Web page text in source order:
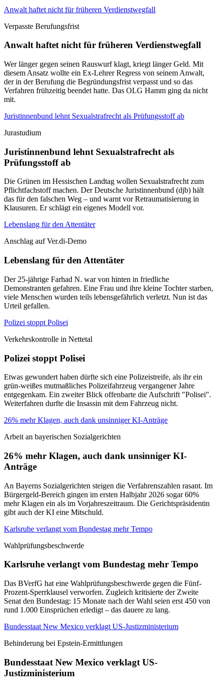
Anwalt haftet nicht für früheren Verdienstwegfall
Verpasste Berufungsfrist
Anwalt haftet nicht für früheren Verdienstwegfall
Wer länger gegen seinen Rauswurf klagt, kriegt länger Geld. Mit
diesem Ansatz wollte ein Ex-Lehrer Regress von seinem Anwalt,
der in der Berufung die Begründungsfrist verpasst und so das
Verfahren frühzeitig beendet hatte. Das OLG Hamm ging da nicht
mit.
Juristinnenbund lehnt Sexualstrafrecht als Prüfungsstoff ab
Jurastudium
Juristinnenbund lehnt Sexualstrafrecht als
Prüfungsstoff ab
Die Grünen im Hessischen Landtag wollen Sexualstrafrecht zum
Pflichtfachstoff machen. Der Deutsche Juristinnenbund (djb) hält
das für den falschen Weg – und warnt vor Retraumatisierung in
Klausuren. Er schlägt ein eigenes Modell vor.
Lebenslang für den Attentäter
Anschlag auf Ver.di-Demo
Lebenslang für den Attentäter
Der 25-jährige Farhad N. war von hinten in friedliche
Demonstranten gefahren. Eine Frau und ihre kleine Tochter starben,
viele Menschen wurden teils lebensgefährlich verletzt. Nun ist das
Urteil gefallen.
Polizei stoppt Polisei
Verkehrskontrolle in Nettetal
Polizei stoppt Polisei
Etwas gewundert haben dürfte sich eine Polizeistreife, als ihr ein
grün-weißes mutmaßliches Polizeifahrzeug vergangener Jahre
entgegenkam. Ein zweiter Blick offenbarte die Aufschrift "Polisei".
Weiterfahren durfte die Insassin mit dem Fahrzeug nicht.
26% mehr Klagen, auch dank unsinniger KI-Anträge
Arbeit an bayerischen Sozialgerichten
26% mehr Klagen, auch dank unsinniger KI-
Anträge
An Bayerns Sozialgerichten steigen die Verfahrenszahlen rasant. Im
Bürgergeld-Bereich gingen im ersten Halbjahr 2026 sogar 60%
mehr Klagen ein als im Vorjahreszeitraum. Die Gerichtspräsidentin
gibt auch der KI eine Mitschuld.
Karlsruhe verlangt vom Bundestag mehr Tempo
Wahlprüfungsbeschwerde
Karlsruhe verlangt vom Bundestag mehr Tempo
Das BVerfG hat eine Wahlprüfungsbeschwerde gegen die Fünf-
Prozent-Sperrklausel verworfen. Zugleich kritisierte der Zweite
Senat den Bundestag: 15 Monate nach der Wahl seien erst 450 von
rund 1.000 Einsprüchen erledigt – das dauere zu lang.
Bundesstaat New Mexico verklagt US-Justizministerium
Behinderung bei Epstein-Ermittlungen
Bundesstaat New Mexico verklagt US-
Justizministerium